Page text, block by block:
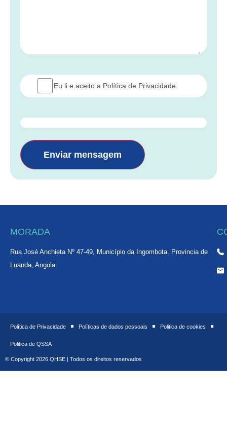
Consentimento
Eu li e aceito a Política de Privacidade.
MORADA
Rua José Anchieta Nº 47-49, Município da Ingombota. Provincia de
Luanda, Angola.
© Copyright 2026 QHSE | Todos os direitos reservados
Política de Privacidade Políticas de dados pessoais Politica de cookies
Politica de QSSA